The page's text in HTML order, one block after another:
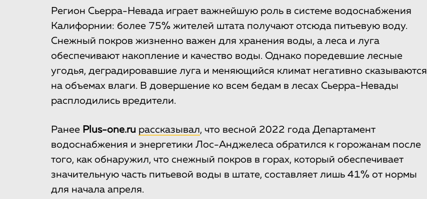
Регион Сьерра-Невада играет важнейшую роль в системе водоснабжения
Калифорнии: более 75% жителей штата получают отсюда питьевую воду.
Снежный покров жизненно важен для хранения воды, а леса и луга
обеспечивают накопление и качество воды. Однако поредевшие лесные
угодья, деградировавшие луга и меняющийся климат негативно сказываются
на объемах влаги. В довершение ко всем бедам в лесах Сьерра-Невады
расплодились вредители.
Ранее Plus-one.ru рассказывал, что весной 2022 года Департамент
водоснабжения и энергетики Лос-Анджелеса обратился к горожанам после
того, как обнаружил, что снежный покров в горах, который обеспечивает
значительную часть питьевой воды в штате, составляет лишь 41% от нормы
для начала апреля.